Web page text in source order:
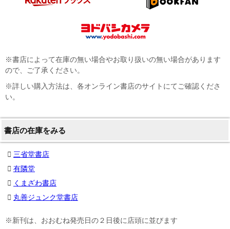
※書店によって在庫の無い場合やお取り扱いの無い場合があります
ので、ご了承ください。
※詳しい購入方法は、各オンライン書店のサイトにてご確認くださ
い。
書店の在庫をみる
三省堂書店
有隣堂
くまざわ書店
丸善ジュンク堂書店
※新刊は、おおむね発売日の２日後に店頭に並びます